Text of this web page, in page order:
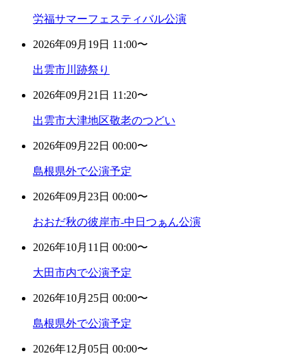
労福サマーフェスティバル公演
2026年09月19日 11:00〜
出雲市川跡祭り
2026年09月21日 11:20〜
出雲市大津地区敬老のつどい
2026年09月22日 00:00〜
島根県外で公演予定
2026年09月23日 00:00〜
おおだ秋の彼岸市-中日つぁん公演
2026年10月11日 00:00〜
大田市内で公演予定
2026年10月25日 00:00〜
島根県外で公演予定
2026年12月05日 00:00〜